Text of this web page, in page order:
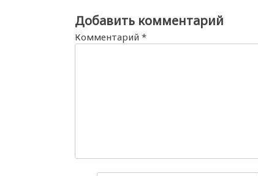
Добавить комментарий
Комментарий *